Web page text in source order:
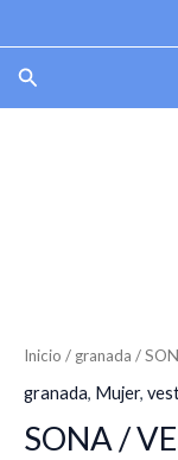
al
contenido
Buscar
Inicio / granada /
granada, Mujer,
SONA /